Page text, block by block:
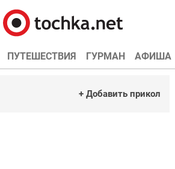
ПУТЕШЕСТВИЯ ГУРМАН АФИША
+ Добавить прикол